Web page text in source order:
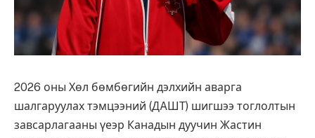
2026 оны Хөл бөмбөгийн дэлхийн аварга
шалгаруулах тэмцээний (ДAШТ) шигшээ тоглолтын
завсарлагааны үеэр Канадын дуучин Жастин